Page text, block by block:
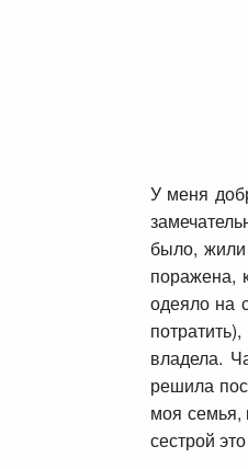
У меня
было,
поражена,
одеяло на
владела.
решила
моя семья,
сестрой